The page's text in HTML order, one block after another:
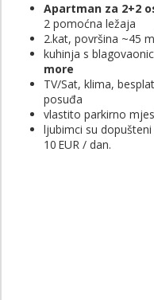
Apartman za 2+2
2 pomoćna ležaja
2.kat, površina ~45
kuhinja s
more
TV/Sat, klima,
posuđa
vlastito parkirno
ljubimci su
10 EUR / dan.